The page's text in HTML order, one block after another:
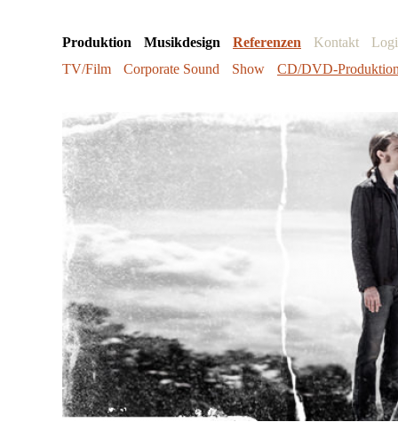
Produktion Musikdesign Referenzen Kontakt
TV/Film
Corporate Sound Show CD/DVD-